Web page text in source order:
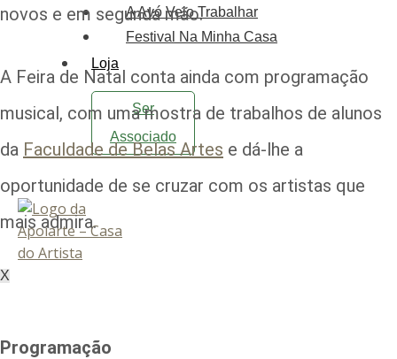
A Avó Veio Trabalhar
Festival Na Minha Casa
Loja
Ser
Associado
X
novos e em segunda mão.
A Feira de Natal conta ainda com programação
musical, com uma mostra de trabalhos de alunos
da Faculdade de Belas Artes e dá-lhe a
oportunidade de se cruzar com os artistas que
mais admira.
Programação